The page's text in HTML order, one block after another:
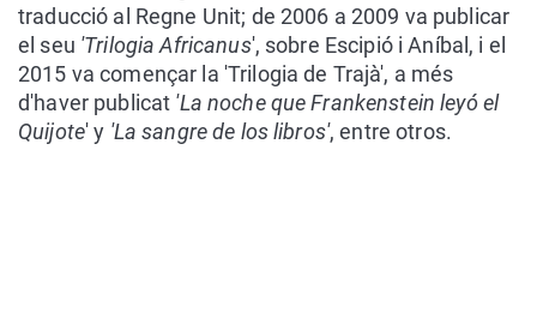
traducció al Regne Unit; de 2006 a 2009 va publicar
el seu 'Trilogia Africanus', sobre Escipió i Aníbal, i el
2015 va començar la 'Trilogia de Trajà', a més
d'haver publicat 'La noche que Frankenstein leyó el
Quijote' y 'La sangre de los libros', entre otros.